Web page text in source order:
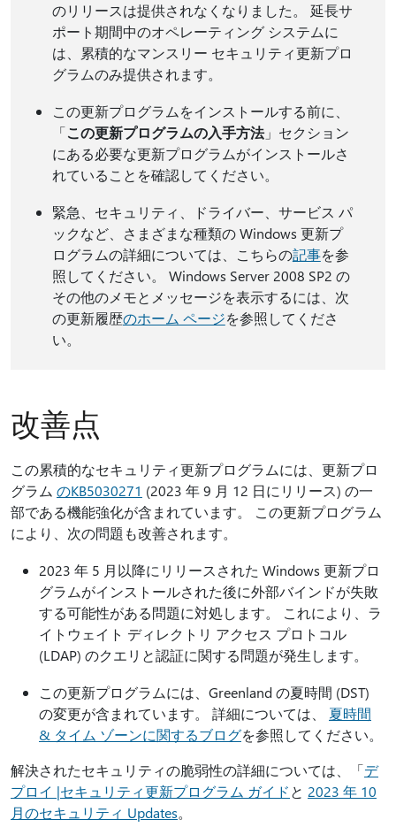
のリリースは提供されなくなりました。 延長サ
ポート期間中のオペレーティング システムに
は、累積的なマンスリー セキュリティ更新プロ
グラムのみ提供されます。
この更新プログラムをインストールする前に、
「この更新プログラムの入手方法」セクション
にある必要な更新プログラムがインストールさ
れていることを確認してください。
緊急、セキュリティ、ドライバー、サービス パ
ックなど、さまざまな種類の Windows 更新プ
ログラムの詳細については、こちらの記事を参
照してください。 Windows Server 2008 SP2 の
その他のメモとメッセージを表示するには、次
の更新履歴のホーム ページを参照してくださ
い。
改善点
この累積的なセキュリティ更新プログラムには、更新プロ
グラム のKB5030271 (2023 年 9 月 12 日にリリース) の一
部である機能強化が含まれています。 この更新プログラム
により、次の問題も改善されます。
2023 年 5 月以降にリリースされた Windows 更新プロ
グラムがインストールされた後に外部バインドが失敗
する可能性がある問題に対処します。 これにより、ラ
イトウェイト ディレクトリ アクセス プロトコル
(LDAP) のクエリと認証に関する問題が発生します。
この更新プログラムには、Greenland の夏時間 (DST)
の変更が含まれています。 詳細については、 夏時間
& タイム ゾーンに関するブログを参照してください。
解決されたセキュリティの脆弱性の詳細については、「デ
プロイ |セキュリティ更新プログラム ガイドと 2023 年 10
月のセキュリティ Updates。